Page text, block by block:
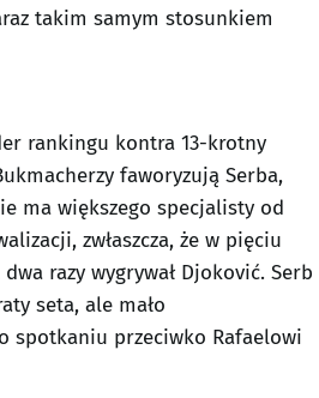
takim samym stosunkiem
rankingu kontra 13-krotny
faworyzują Serba,
ma większego specjalisty od
zwłaszcza, że w pięciu
razy wygrywał Djoković. Serb
seta, ale mało
spotkaniu przeciwko Rafaelowi